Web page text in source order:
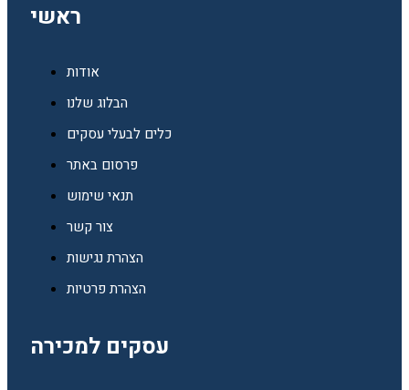
ראשי
אודות
הבלוג שלנו
כלים לבעלי עסקים
פרסום באתר
תנאי שימוש
צור קשר
הצהרת נגישות
הצהרת פרטיות
עסקים למכירה